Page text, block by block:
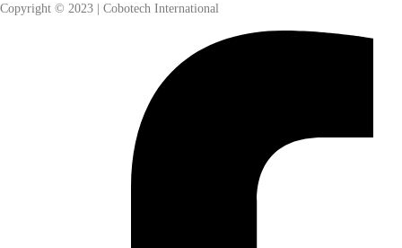
Copyright © 2023 | Cobotech International